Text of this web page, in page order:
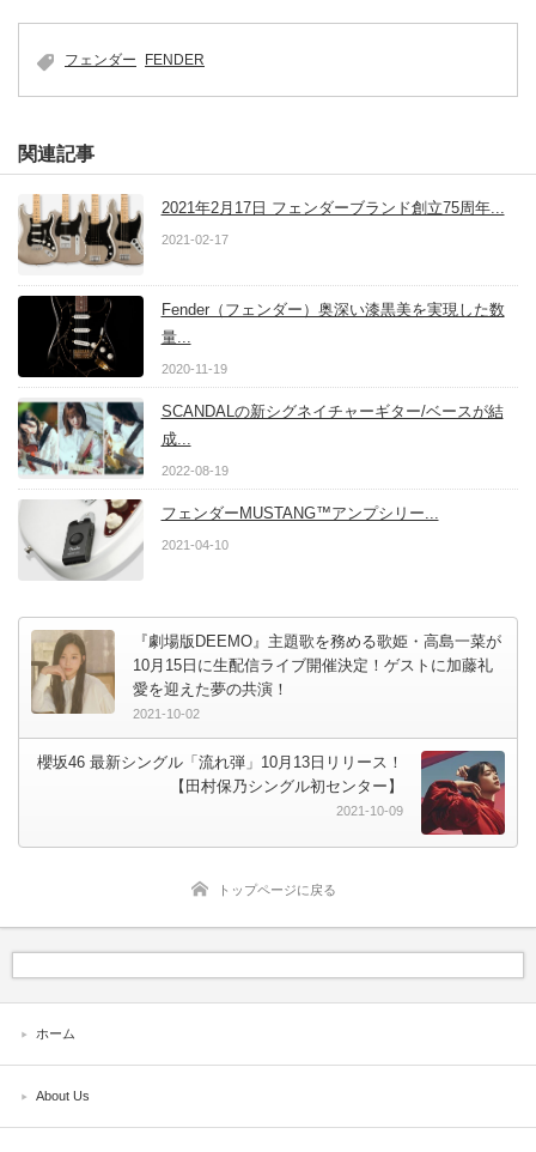
フェンダー FENDER
関連記事
2021年2月17日 フェンダーブランド創立75周年...
2021-02-17
Fender（フェンダー）奥深い漆黒美を実現した数
量...
2020-11-19
SCANDALの新シグネイチャーギター/ベースが結
成...
2022-08-19
フェンダーMUSTANG™アンプシリー...
2021-04-10
『劇場版DEEMO』主題歌を務める歌姫・高島一菜が
10月15日に生配信ライブ開催決定！ゲストに加藤礼
愛を迎えた夢の共演！
2021-10-02
櫻坂46 最新シングル「流れ弾」10月13日リリース！
【田村保乃シングル初センター】
2021-10-09
トップページに戻る
ホーム
About Us